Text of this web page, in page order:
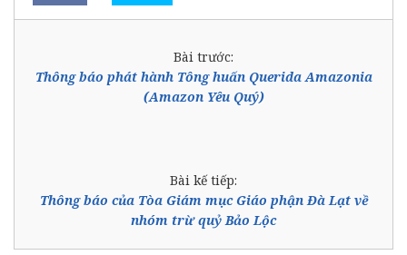
Bài trước:
Thông báo phát hành Tông huấn Querida Amazonia
(Amazon Yêu Quý)
Bài kế tiếp:
Thông báo của Tòa Giám mục Giáo phận Đà Lạt về
nhóm trừ quỷ Bảo Lộc